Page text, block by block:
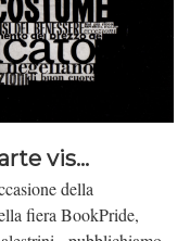
vis...
della
fiera BookPride,